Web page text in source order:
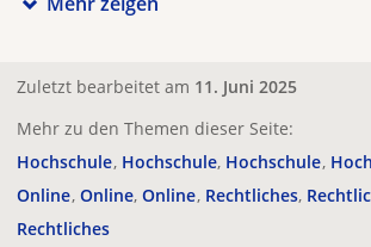
Zuletzt bearbeitet am 11. Juni 2025
Mehr zu den Themen dieser Seite:
Hochschule Hochschule Hochschule
Online Online Online Rechtliches
Rechtliches